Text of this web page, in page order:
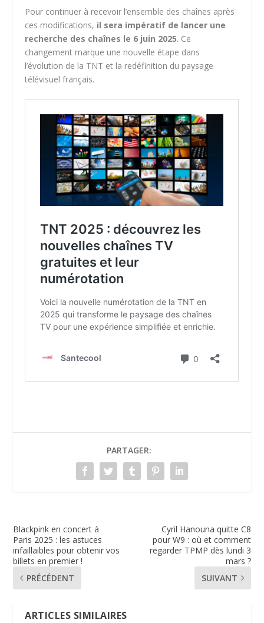
Pour continuer à recevoir l’ensemble des chaînes après
ces modifications, il sera impératif de lancer une
recherche des chaînes le 6 juin 2025. Ce
changement marque une nouvelle étape dans
l’évolution de la TNT et la redéfinition du paysage
télévisuel français.
PARTAGER:
Blackpink en concert à
Paris 2025 : les astuces
infaillaibles pour obtenir vos
billets en premier !
PRÉCÉDENT
Cyril Hanouna quitte C8
pour W9 : où et comment
regarder TPMP dès lundi 3
mars ?
SUIVANT
ARTICLES SIMILAIRES